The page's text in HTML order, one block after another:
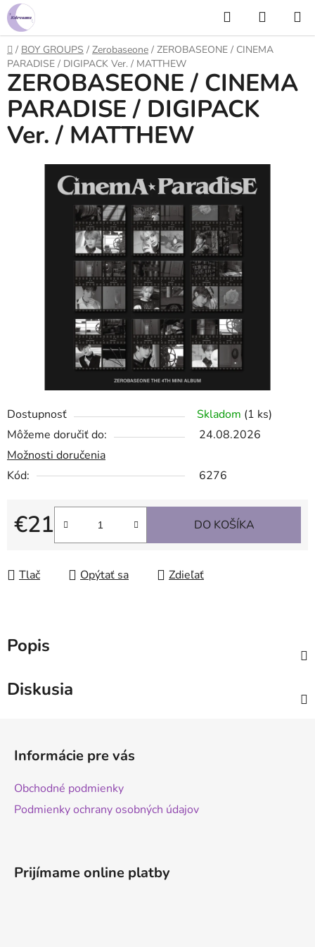
Prejsť
na
obsah
Hľadať
KOŠÍK
Domov
/ BOY GROUPS / Zerobaseone / ZEROBASEONE / CINEMA
PARADISE / DIGIPACK Ver. / MATTHEW
Dostupnosť Skladom (1 ks)
Môžeme doručiť do:
24.08.2026
Možnosti doručenia
Kód:
6276
€21
Jednotková cena:
DO KOŠÍKA
Tlač Opýtať sa Zdieľať
ZEROBASEONE / CINEMA
PARADISE / DIGIPACK
Ver. / MATTHEW
Popis
Diskusia
Informácie pre vás
Obchodné podmienky
Podmienky ochrany osobných údajov
Prijímame online platby